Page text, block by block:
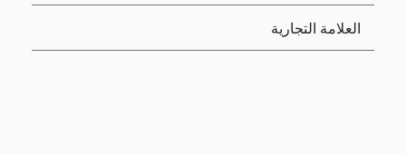
العلامة التجارية